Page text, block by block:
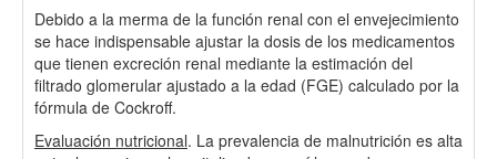
Debido a la merma de la función renal con el envejecimiento
se hace indispensable ajustar la dosis de los medicamentos
que tienen excreción renal mediante la estimación del
filtrado glomerular ajustado a la edad (FGE) calculado por la
fórmula de Cockroff.
Evaluación nutricional. La prevalencia de malnutrición es alta